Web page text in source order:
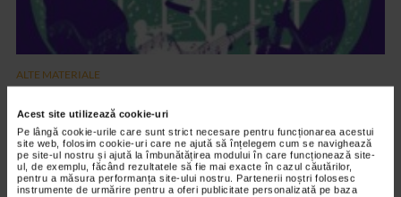
Acest site utilizează cookie-uri
Pe lângă cookie-urile care sunt strict necesare pentru funcționarea acestui
site web, folosim cookie-uri care ne ajută să înțelegem cum se navighează
pe site-ul nostru și ajută la îmbunătățirea modului în care funcționează site-
ul, de exemplu, făcând rezultatele să fie mai exacte în cazul căutărilor,
pentru a măsura performanța site-ului nostru. Partenerii noștri folosesc
instrumente de urmărire pentru a oferi publicitate personalizată pe baza
ALTE MATERIALE
1.611 vizualizari
VIDEO